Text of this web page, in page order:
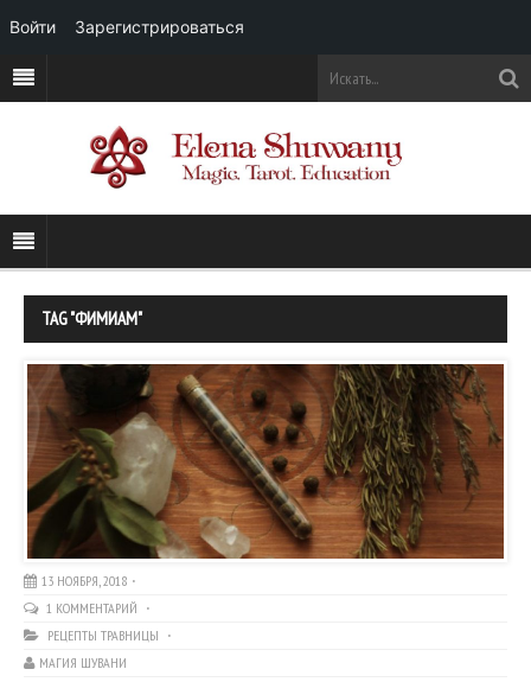
TAG "ФИМИАМ"
13 НОЯБРЯ, 2018
1 КОММЕНТАРИЙ
РЕЦЕПТЫ ТРАВНИЦЫ
МАГИЯ ШУВАНИ
Войти Зарегистрироваться